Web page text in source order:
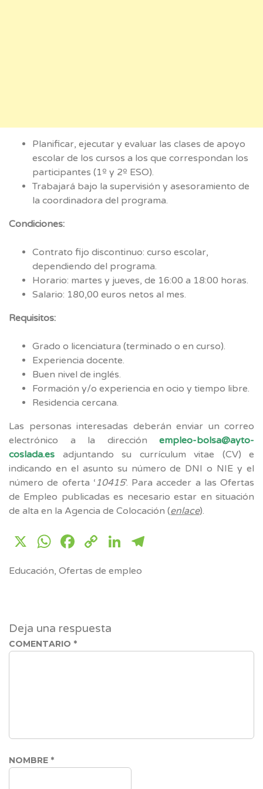
Planificar, ejecutar y evaluar las clases de apoyo
escolar de los cursos a los que correspondan los
participantes (1º y 2º ESO).
Trabajará bajo la supervisión y asesoramiento de
la coordinadora del programa.
Condiciones:
Contrato fijo discontinuo: curso escolar,
dependiendo del programa.
Horario: martes y jueves, de 16:00 a 18:00 horas.
Salario: 180,00 euros netos al mes.
Requisitos:
Grado o licenciatura (terminado o en curso).
Experiencia docente.
Buen nivel de inglés.
Formación y/o experiencia en ocio y tiempo libre.
Residencia cercana.
Las personas interesadas deberán enviar un correo
electrónico a la dirección empleo-bolsa@ayto-
coslada.es adjuntando su currículum vitae (CV) e
indicando en el asunto su número de DNI o NIE y el
número de oferta ‘10415’. Para acceder a las Ofertas
de Empleo publicadas es necesario estar en situación
de alta en la Agencia de Colocación (enlace).
X WhatsApp
Facebook
CopyLinkedIn
Educación, Ofertas de empleo
Deja una respuesta
COMENTARIO *
NOMBRE *